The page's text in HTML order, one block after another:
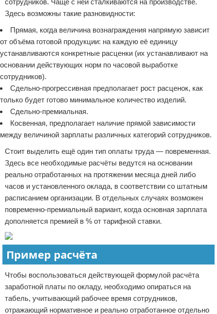
сотрудников. Чаще с ней сталкиваются на производстве.
Здесь возможны такие разновидности:
Прямая, когда величина вознаграждения напрямую зависит
от объёма готовой продукции: на каждую её единицу
устанавливаются конкретные расценки (их устанавливают на
основании действующих норм по часовой выработке
сотрудников).
Сдельно-прогрессивная предполагает рост расценок, как
только будет готово минимальное количество изделий.
Сдельно-премиальная.
Косвенная, предполагает наличие прямой зависимости
между величиной зарплаты различных категорий сотрудников.
Стоит выделить ещё один тип оплаты труда — повременная.
Здесь все необходимые расчёты ведутся на основании
реально отработанных на протяжении месяца дней либо
часов и установленного оклада, в соответствии со штатным
расписанием организации. В отдельных случаях возможен
повременно-премиальный вариант, когда основная зарплата
дополняется премией в % от тарифной ставки.
Пример расчёта
Чтобы воспользоваться действующей формулой расчёта
заработной платы по окладу, необходимо опираться на
табель, учитывающий рабочее время сотрудников,
отражающий нормативное и реально отработанное отдельно